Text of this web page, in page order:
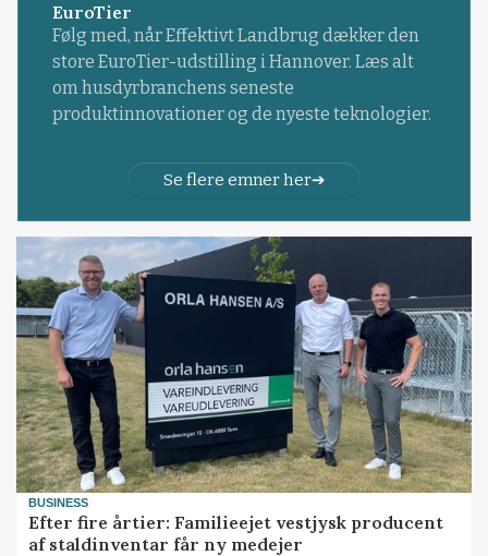
EuroTier
Følg med, når Effektivt Landbrug dækker den
store EuroTier-udstilling i Hannover. Læs alt
om husdyrbranchens seneste
produktinnovationer og de nyeste teknologier.
Se flere emner her
BUSINESS
Efter fire årtier: Familieejet vestjysk producent
af staldinventar får ny medejer